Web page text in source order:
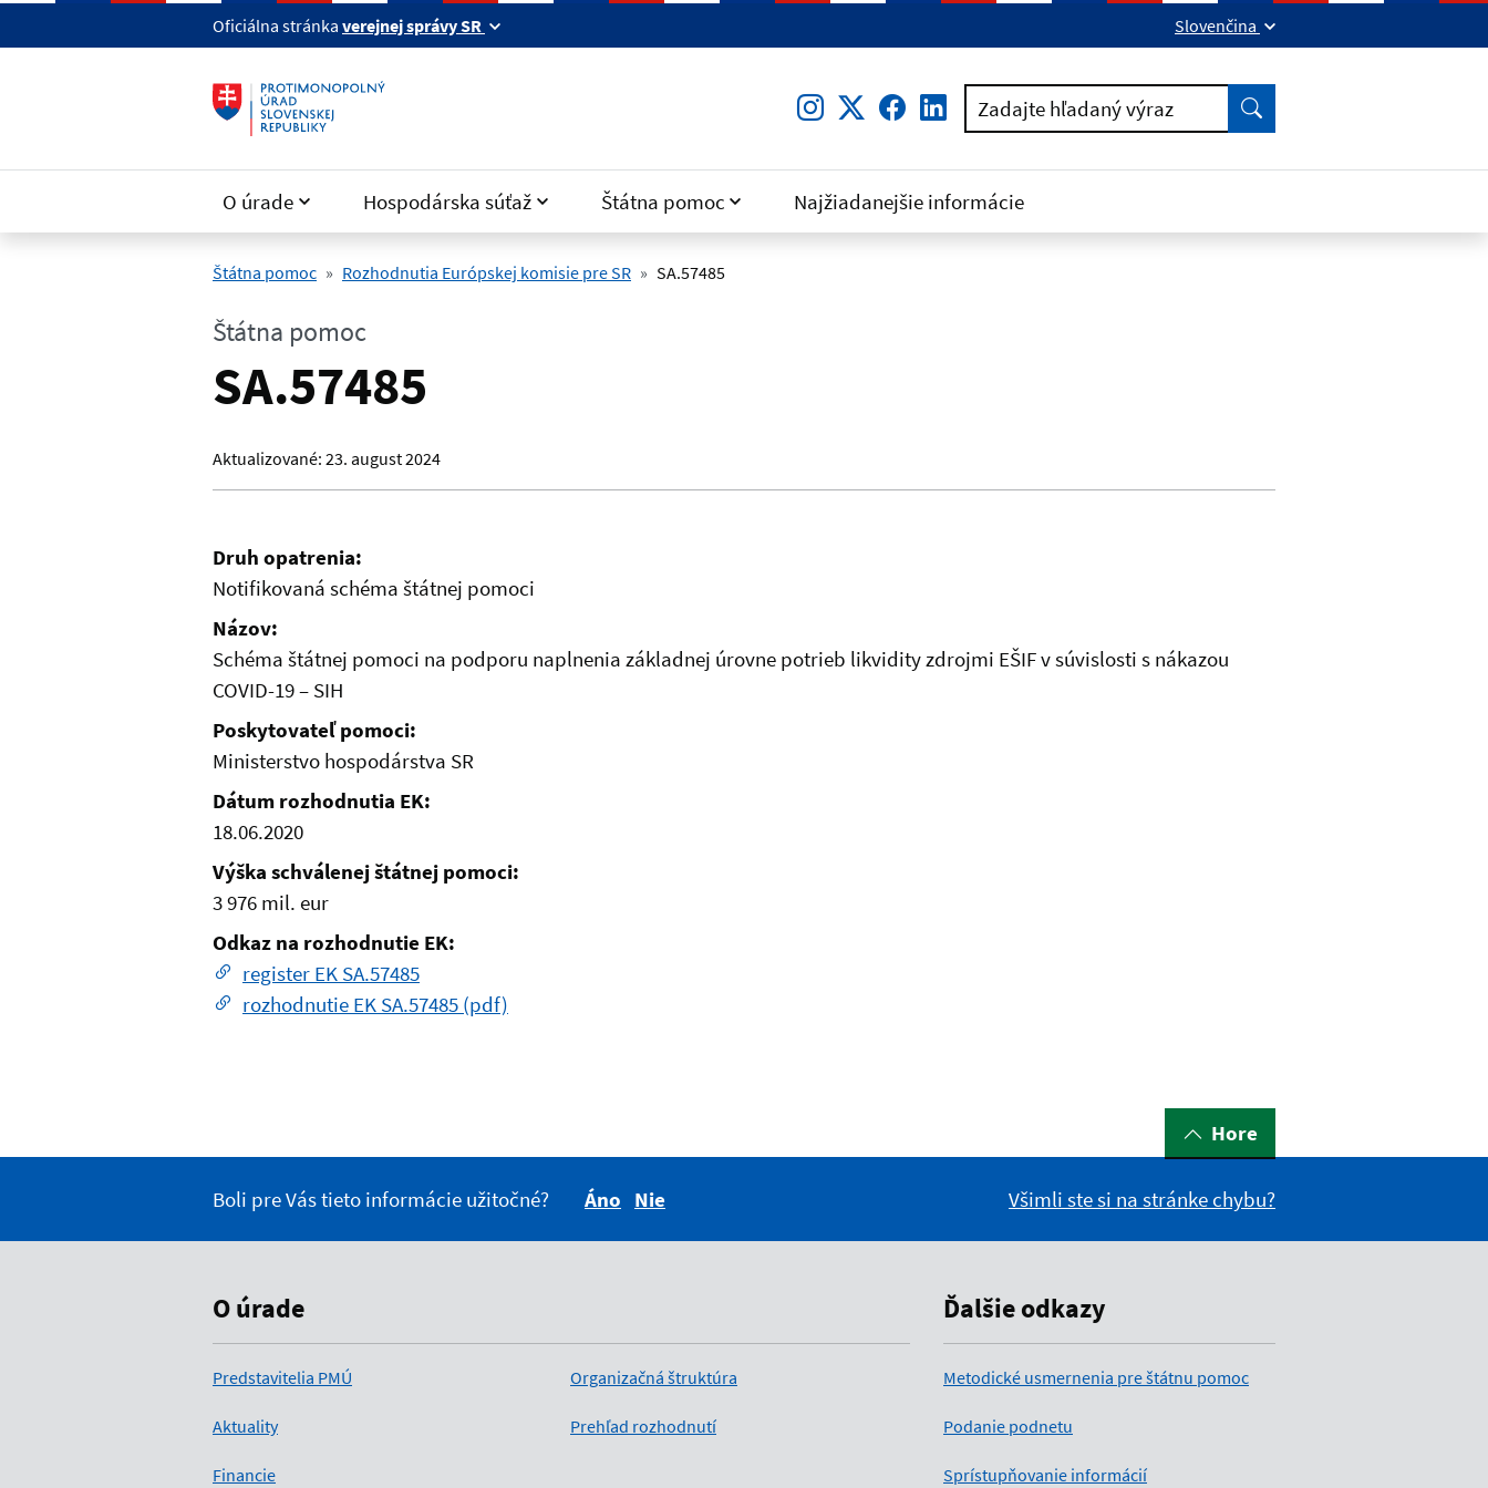
Preskočiť na hlavný obsahOficiálna stránka verejnej správy SR Slovenčina
Instagram
Twitter
Facebook
LinkedIn
Zadajte hľadaný výraz Vyhľadať
O úrade Hospodárska súťaž Štátna pomoc Najžiadanejšie informácie
Štátna pomoc Rozhodnutia Európskej komisie pre SR SA.57485
Štátna pomoc
SA.57485
Aktualizované: 23. august 2024
Druh opatrenia:
Notifikovaná schéma štátnej pomoci
Názov:
Schéma štátnej pomoci na podporu naplnenia základnej úrovne potrieb likvidity zdrojmi EŠIF v súvislosti s nákazou
COVID-19 – SIH
Poskytovateľ pomoci:
Ministerstvo hospodárstva SR
Dátum rozhodnutia EK:
18.06.2020
Výška schválenej štátnej pomoci:
3 976 mil. eur
Odkaz na rozhodnutie EK:
register EK SA.57485
rozhodnutie EK SA.57485 (pdf)
Hore
Boli pre Vás tieto informácie užitočné? Áno Nie Všimli ste si na stránke chybu?
O úrade
Predstavitelia PMÚ
Aktuality
Financie
Organizačná štruktúra
Prehľad rozhodnutí
Ďalšie odkazy
Metodické usmernenia pre štátnu pomoc
Podanie podnetu
Sprístupňovanie informácií